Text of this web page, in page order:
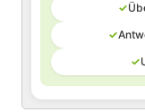
✓
✓
✓